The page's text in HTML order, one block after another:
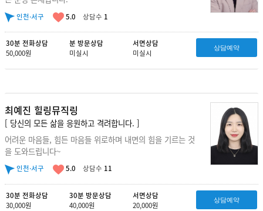
인천·서구 5.0 상담수 1
30분 전화상담
50,000원
분 방문상담
미실시
서면상담
미실시
상담예약
최예진 힐링뮤직링
[ 당신의 모든 삶을 응원하고 격려합니다. ]
어려운 마음들, 힘든 마음들 위로하며 내면의 힘을 기르는 것
을 도와드립니다~
인천·서구 5.0 상담수 11
30분 전화상담
30,000원
30분 방문상담
40,000원
서면상담
20,000원
상담예약